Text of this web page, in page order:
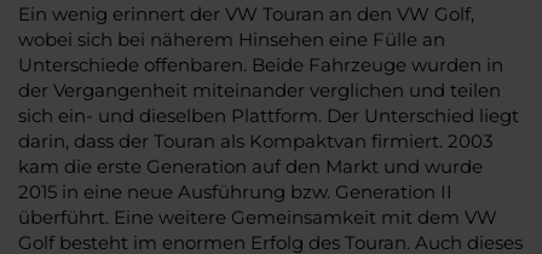
Ein wenig erinnert der VW Touran an den VW Golf,
wobei sich bei näherem Hinsehen eine Fülle an
Unterschiede offenbaren. Beide Fahrzeuge wurden in
der Vergangenheit miteinander verglichen und teilen
sich ein- und dieselben Plattform. Der Unterschied liegt
darin, dass der Touran als Kompaktvan firmiert. 2003
kam die erste Generation auf den Markt und wurde
2015 in eine neue Ausführung bzw. Generation II
überführt. Eine weitere Gemeinsamkeit mit dem VW
Golf besteht im enormen Erfolg des Touran. Auch dieses